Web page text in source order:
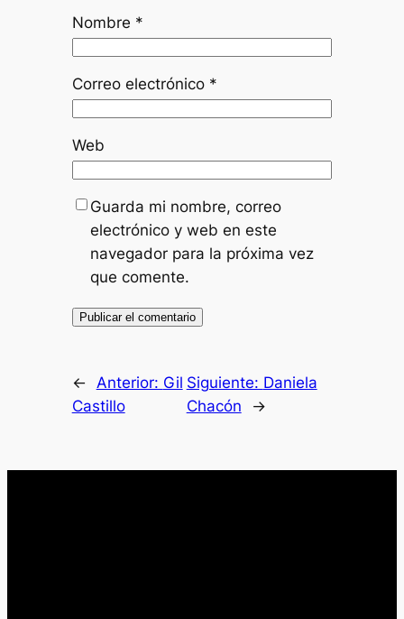
Nombre *
Correo electrónico *
Web
Guarda mi nombre, correo
electrónico y web en este
navegador para la próxima vez
que comente.
← Anterior: Gil
Castillo
Siguiente: Daniela
Chacón
→